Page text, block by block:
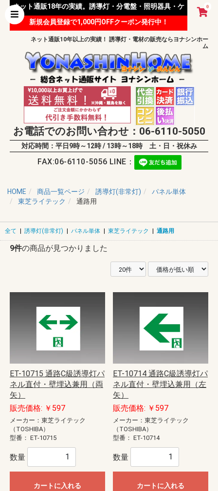
0
ネット通販18年の実績。誘導灯・分電盤・照明器具・ケ
ーブル等 様々な資材を取り扱っています。
新規会員登録で1,000円OFFクーポン発行中！
ネット通販10年以上の実績！ 誘導灯・電材の販売ならヨナシンホー
ム
お電話でのお問い合わせ：06-6110-5050
対応時間：平日9時～12時 / 13時～18時 土・日・祝休み
FAX:06-6110-5056 LINE：
HOME 商品一覧ページ 誘導灯(非常灯)
パネル単体
東芝ライテック
通路用
全て | 誘導灯(非常灯) | パネル単体 | 東芝ライテック | 通路用
9件の商品が見つかりました
ET-10715 通路C級誘導灯パ
ネル直付・壁埋込兼用（両
矢）
販売価格: ￥597
メーカー：東芝ライテック
（TOSHIBA）
型番： ET-10715
数量
カートに入れる
ET-10714 通路C級誘導灯パ
ネル直付・壁埋込兼用（左
矢）
販売価格: ￥597
メーカー：東芝ライテック
（TOSHIBA）
型番： ET-10714
数量
カートに入れる